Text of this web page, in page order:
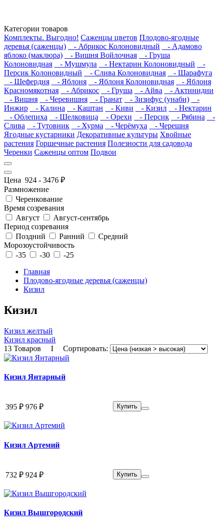
Категории товаров
Комплекты. Выгодно! Саженцы цветов Плодово-ягодные
деревья (саженцы)
- Абрикос Колоновидный
- Адамово
яблоко (маклюра)
- Вишня Войлочная
- Груша
Колоновидная
- Мушмула - Нектарин Колоновидный
-
Персик Колоновидный
- Слива Колоновидная
- Шарафуга
- Шефердия
- Яблоня - Яблоня Колоновидная
- Яблоня
Красномякотная
- Абрикос - Груша - Айва
- Актинидии
- Вишня
- Черевишня - Гранат - Зизифус (унаби)
-
Инжир
- Калина - Каштан - Киви - Кизил
- Нектарин
- Облепиха
- Шелковица - Орехи - Персик - Рябина
-
Слива
- Тутовник - Хурма - Черёмуха
- Черешня
Ягодные кустарники Декоративные культуры Хвойные
растения Горшечные растения Полезности для садовода
Черенки Саженцы оптом Подвои
Цена 924 - 3476 ₽
Размножение
Черенкование
Время созревания
Август
Август-сентябрь
Период созревания
Поздний
Ранний
Средний
Морозоустойчивость
-35
-30
-25
Главная
Плодово-ягодные деревья (саженцы)
Кизил
Кизил
Кизил желтый
Кизил красный
13 Товаров I Сортировать:
Кизил Янтарный
395 ₽ 976 ₽ Купить
Кизил Артемий
732 ₽ 924 ₽ Купить
Кизил Вышгородский